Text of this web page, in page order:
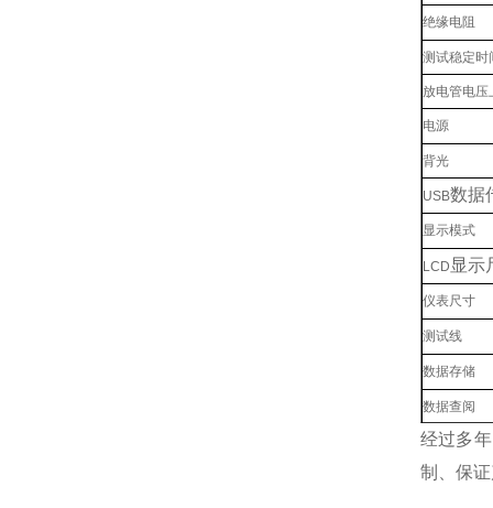
绝缘电阻
测试稳定时
放电管电压
电源
背光
USB数据
显示模式
LCD 显示
仪表尺寸
测试线
数据存储
数据查阅
溢出显示
判断功能
经过多
制、保